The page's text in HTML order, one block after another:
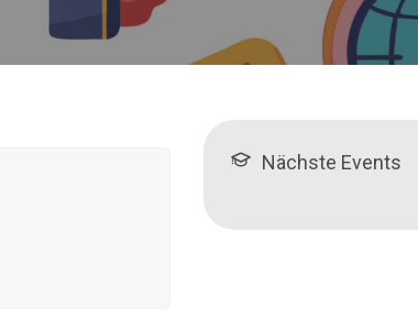
Nächste Events